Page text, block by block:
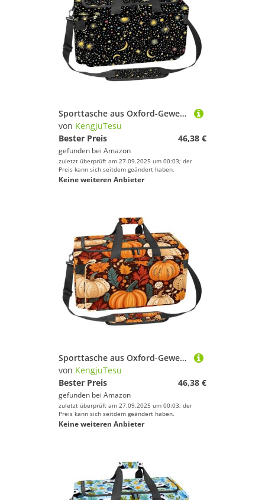
Sporttasche aus Oxford-Gewebe, mit abnehmbarem Schultergurt, Trainings-Handtasche, Übernachtungstasche für Damen und Herren, Sterne, rote Schleife, Mehrfarbig 2, Einheitsgröße, Handgepäck
von KengjuTesu
Bester Preis
46,38 €
gefunden bei Amazon
zuletzt überprüft am 27.09.2025 um 00:03; der
Preis kann sich seitdem geändert haben.
Keine weiteren Anbieter
Sporttasche aus Oxford-Gewebe, mit abnehmbarem Schultergurt, Trainings-Handtasche, Übernachtungstasche für Damen und Herren, Thanksgiving Kürbis, Mehrfarbig 5, Einheitsgröße, Handgepäck
von KengjuTesu
Bester Preis
46,38 €
gefunden bei Amazon
zuletzt überprüft am 27.09.2025 um 00:03; der
Preis kann sich seitdem geändert haben.
Keine weiteren Anbieter